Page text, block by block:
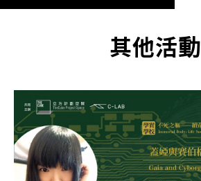
其他活動